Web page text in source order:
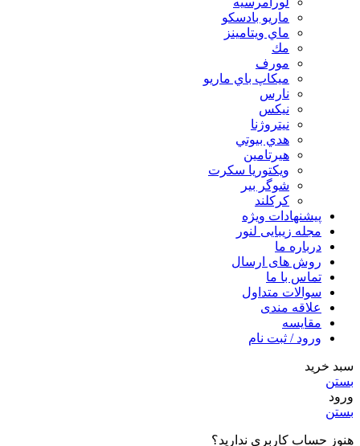
ماريو بادسكو
ماي ويتامينز
مك
مورف
ميكاپ باي ماريو
نارس
نيكس
نیتروژنا
هدي بيوتي
هیرتامین
ویکتوریا سکرت
شوگر بير
کرکلند
پیشنهادات ویژه
مجله زیبایی لنور
درباره ما
روش های ارسال
تماس با ما
سوالات متداول
علاقه مندی
مقایسه
ورود / ثبت نام
سبد خرید
بستن
ورود
بستن
هنوز حساب کاربری ندارید؟